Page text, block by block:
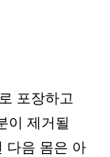
포장하고
이 제거될
다음 몸은 아